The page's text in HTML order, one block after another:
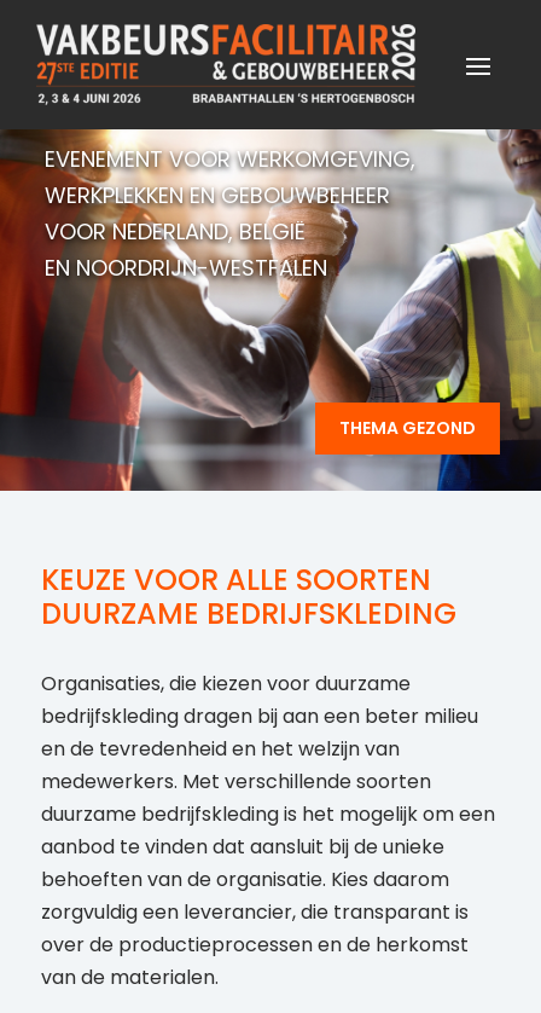
EVENEMENT VOOR WERKOMGEVING,
WERKPLEKKEN EN GEBOUWBEHEER
VOOR NEDERLAND, BELGIË
EN NOORDRIJN-WESTFALEN
THEMA GEZOND
KEUZE VOOR ALLE SOORTEN
DUURZAME BEDRIJFSKLEDING
Organisaties, die kiezen voor duurzame
bedrijfskleding dragen bij aan een beter milieu
en de tevredenheid en het welzijn van
medewerkers. Met verschillende soorten
duurzame bedrijfskleding is het mogelijk om een
aanbod te vinden dat aansluit bij de unieke
behoeften van de organisatie. Kies daarom
zorgvuldig een leverancier, die transparant is
over de productieprocessen en de herkomst
van de materialen.